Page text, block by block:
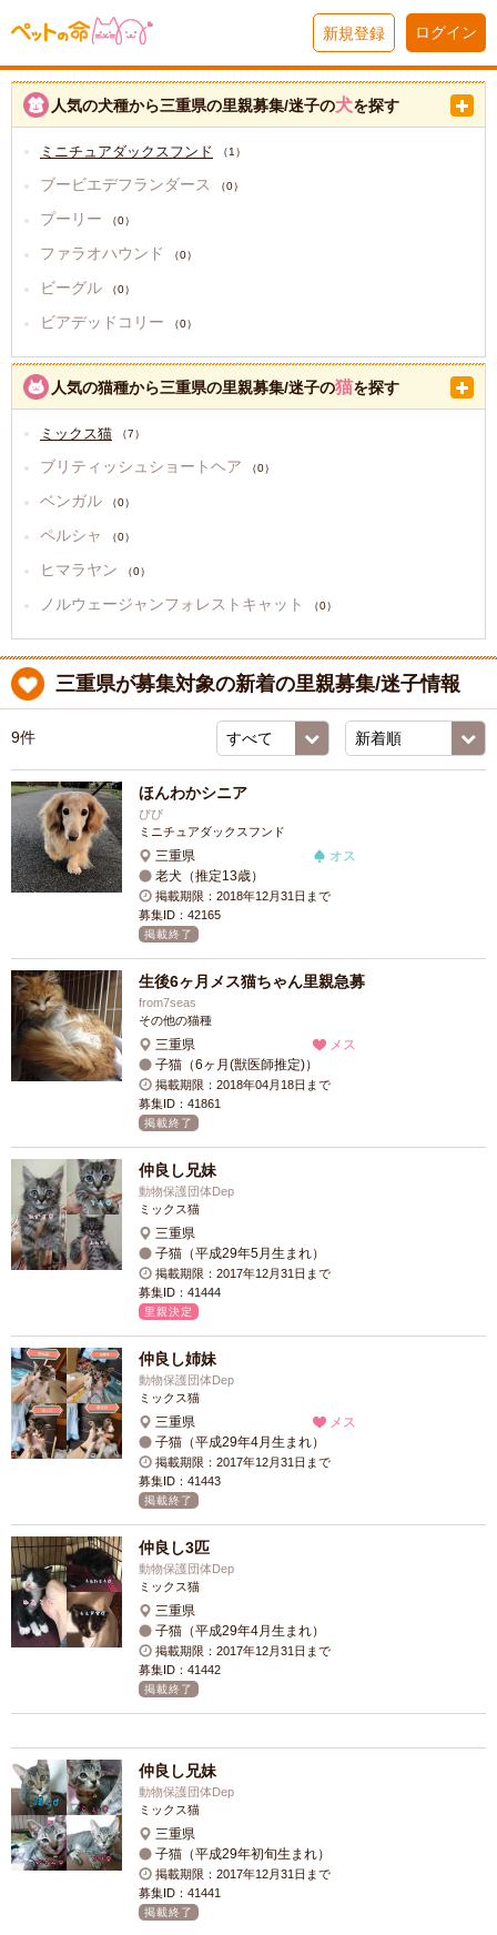
新規登録 ログイン
人気の犬種から三重県の里親募集/迷子の犬を探す
ミニチュアダックスフンド （1）
ブービエデフランダース （0）
プーリー （0）
ファラオハウンド （0）
ビーグル （0）
ビアデッドコリー （0）
人気の猫種から三重県の里親募集/迷子の猫を探す
ミックス猫 （7）
ブリティッシュショートヘア （0）
ベンガル （0）
ペルシャ （0）
ヒマラヤン （0）
ノルウェージャンフォレストキャット （0）
三重県が募集対象の新着の里親募集/迷子情報
9件
ほんわかシニア
ぴぴ
ミニチュアダックスフンド
三重県
オス
老犬（推定13歳）
掲載期限：2018年12月31日まで
募集ID：42165
掲載終了
生後6ヶ月メス猫ちゃん里親急募
from7seas
その他の猫種
三重県
メス
子猫（6ヶ月(獣医師推定)）
掲載期限：2018年04月18日まで
募集ID：41861
掲載終了
仲良し兄妹
動物保護団体Dep
ミックス猫
三重県
子猫（平成29年5月生まれ）
掲載期限：2017年12月31日まで
募集ID：41444
里親決定
仲良し姉妹
動物保護団体Dep
ミックス猫
三重県
メス
子猫（平成29年4月生まれ）
掲載期限：2017年12月31日まで
募集ID：41443
掲載終了
仲良し3匹
動物保護団体Dep
ミックス猫
三重県
子猫（平成29年4月生まれ）
掲載期限：2017年12月31日まで
募集ID：41442
掲載終了
仲良し兄妹
動物保護団体Dep
ミックス猫
三重県
子猫（平成29年初旬生まれ）
掲載期限：2017年12月31日まで
募集ID：41441
掲載終了